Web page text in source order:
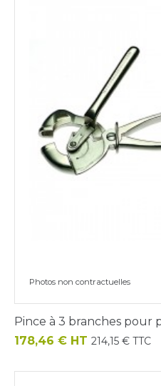
Photos non contractuelles
Pince à 3 branches pour
Prix
178,46 € HT 214,15 € TTC